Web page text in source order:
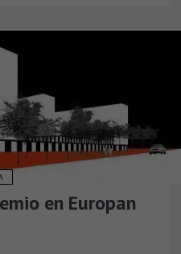
en Europan